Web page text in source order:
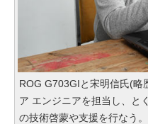
ROG G703GIと宋明信氏(略
ア エンジニアを担当し、と
の技術啓蒙や支援を行なう